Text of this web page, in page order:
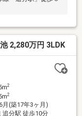
2,280万円 3LDK
2
2
月(築17年3ヶ月)
追分駅 徒歩10分